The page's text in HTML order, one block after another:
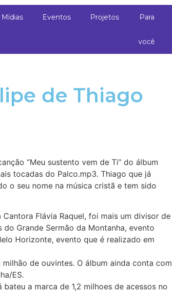
Mídias Eventos Projetos Para
você
de Thiago
“Meu sustento vem de Ti” do álbum
tocadas do Palco.mp3. Thiago que já
o seu nome na música cristã e tem sido
Flávia Raquel, foi mais um divisor de
Grande Sermão da Montanha, evento
Horizonte, evento que é realizado em
de ouvintes. O álbum ainda conta com
ES.
a marca de 1,2 milhoes de acessos no